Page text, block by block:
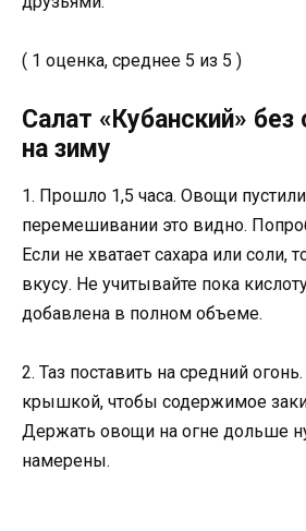
( 1 оценка, среднее 5 из 5 )
Салат «Кубанский» без
на зиму
1. Прошло 1,5 часа. Овощи
перемешивании это видно.
Если не хватает сахара или соли,
вкусу. Не учитывайте пока
добавлена в полном объеме.
2. Таз поставить на средний
крышкой, чтобы содержимое
Держать овощи на огне дольше
намерены.